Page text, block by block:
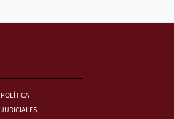
POLÍTICA
JUDICIALES